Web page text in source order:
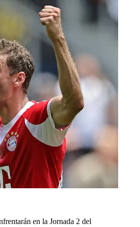
en la Jornada 2 del